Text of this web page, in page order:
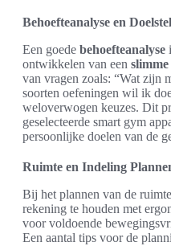
Behoefteanalyse en
Een goede behoefteanalyse
ontwikkelen van een
van vragen zoals: “Wat zijn
soorten oefeningen wil ik
weloverwogen keuzes. Dit
geselecteerde smart gym
persoonlijke doelen van de
Ruimte en Indeling
Bij het plannen van de
rekening te houden met
voor voldoende
Een aantal tips voor de